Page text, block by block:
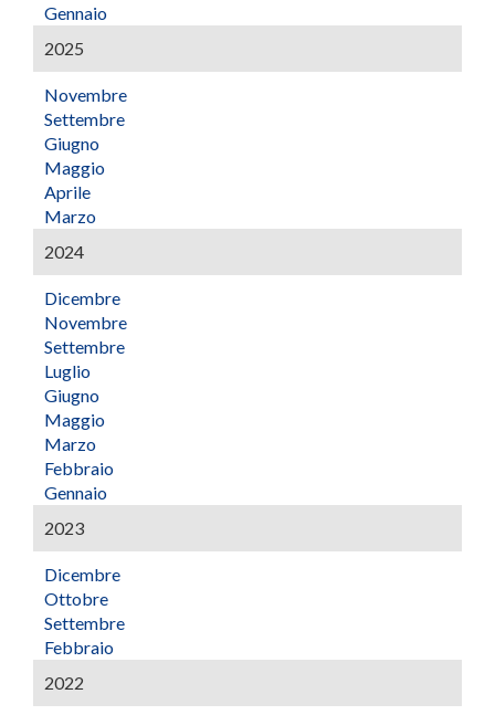
Gennaio
2025
Novembre
Settembre
Giugno
Maggio
Aprile
Marzo
2024
Dicembre
Novembre
Settembre
Luglio
Giugno
Maggio
Marzo
Febbraio
Gennaio
2023
Dicembre
Ottobre
Settembre
Febbraio
2022